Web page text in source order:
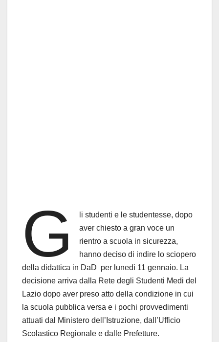
G
li studenti e le studentesse, dopo
aver chiesto a gran voce un
rientro a scuola in sicurezza,
hanno deciso di indire lo sciopero
della didattica in DaD per lunedì 11 gennaio. La
decisione arriva dalla Rete degli Studenti Medi del
Lazio dopo aver preso atto della condizione in cui
la scuola pubblica versa e i pochi provvedimenti
attuati dal Ministero dell’Istruzione, dall’Ufficio
Scolastico Regionale e dalle Prefetture.